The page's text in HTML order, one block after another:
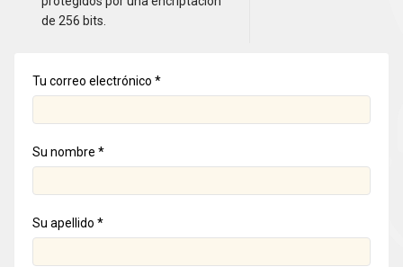
de 256 bits.
Tu correo electrónico *
Su nombre *
Su apellido *